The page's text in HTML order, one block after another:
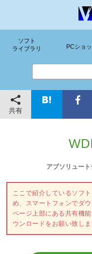
ソフト
ライブラリ
PCショ
共有
アブソリュー
ここで紹介しているソフ
め、スマートフォンでダ
ページ上部にある共有機
ウンロードをお願い致しま